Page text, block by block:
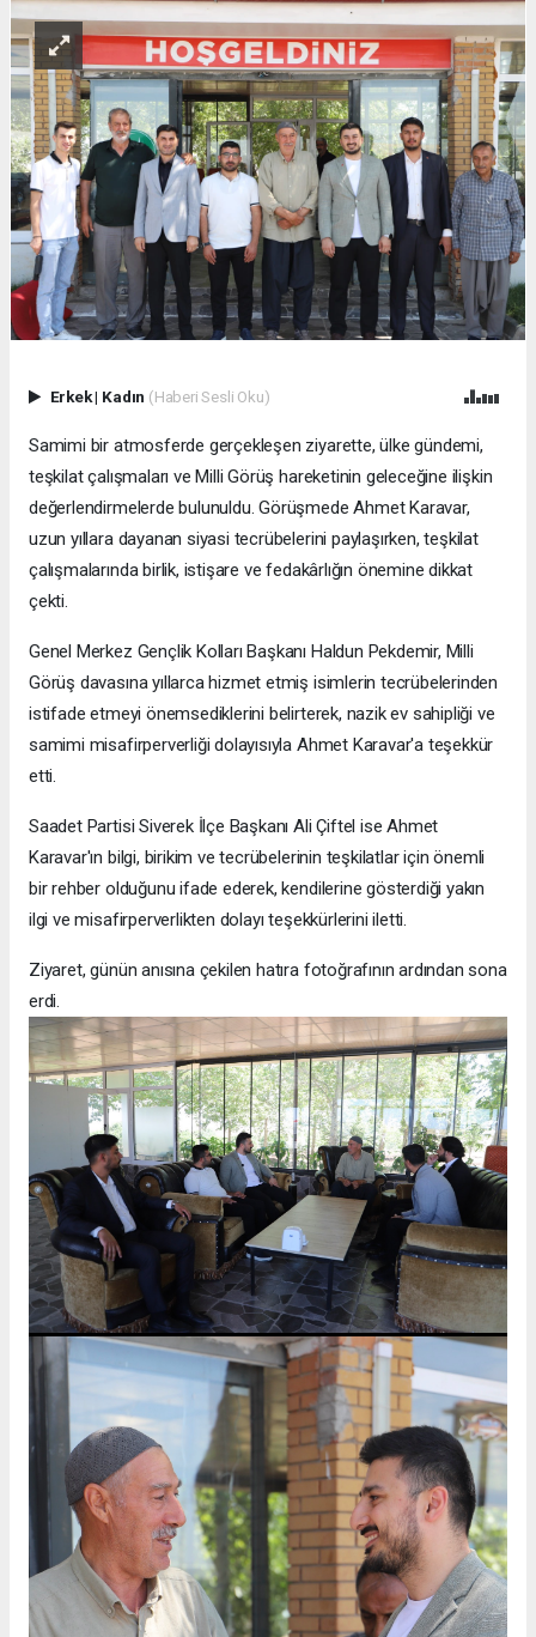
Erkek| Kadın (Haberi Sesli Oku)
Samimi bir atmosferde gerçekleşen ziyarette, ülke gündemi,
teşkilat çalışmaları ve Milli Görüş hareketinin geleceğine ilişkin
değerlendirmelerde bulunuldu. Görüşmede Ahmet Karavar,
uzun yıllara dayanan siyasi tecrübelerini paylaşırken, teşkilat
çalışmalarında birlik, istişare ve fedakârlığın önemine dikkat
çekti.
Genel Merkez Gençlik Kolları Başkanı Haldun Pekdemir, Milli
Görüş davasına yıllarca hizmet etmiş isimlerin tecrübelerinden
istifade etmeyi önemsediklerini belirterek, nazik ev sahipliği ve
samimi misafirperverliği dolayısıyla Ahmet Karavar'a teşekkür
etti.
Saadet Partisi Siverek İlçe Başkanı Ali Çiftel ise Ahmet
Karavar'ın bilgi, birikim ve tecrübelerinin teşkilatlar için önemli
bir rehber olduğunu ifade ederek, kendilerine gösterdiği yakın
ilgi ve misafirperverlikten dolayı teşekkürlerini iletti.
Ziyaret, günün anısına çekilen hatıra fotoğrafının ardından sona
erdi.